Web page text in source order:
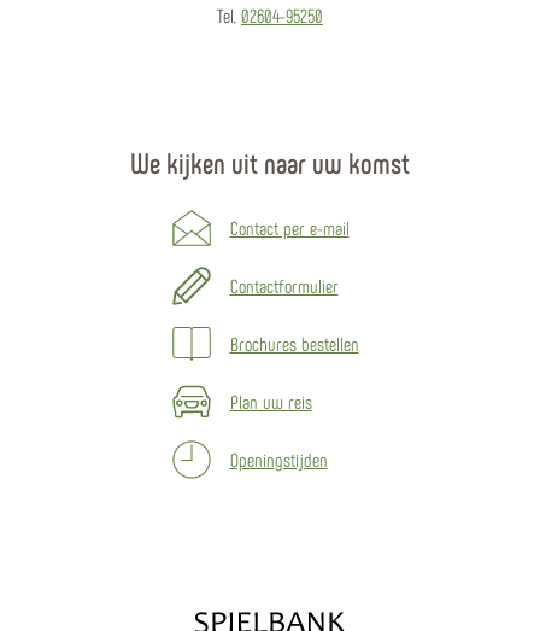
Tel. 02604-95250
We kijken uit naar uw komst
Contact per e-mail
Contactformulier
Brochures bestellen
Plan uw reis
Openingstijden